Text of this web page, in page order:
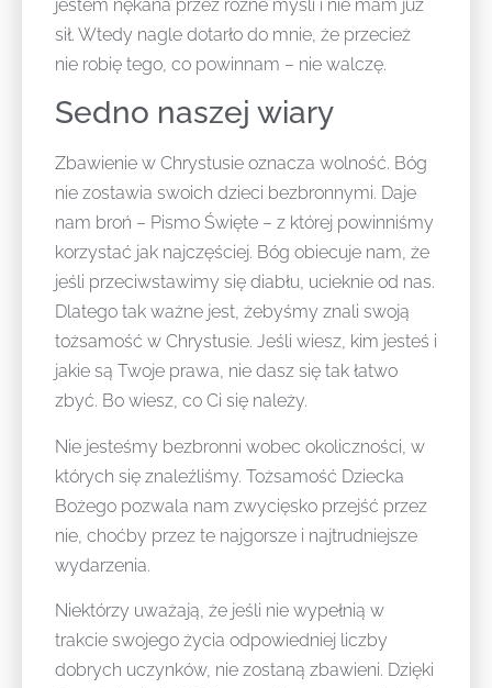
jestem nękana przez różne myśli i nie mam już
sił. Wtedy nagle dotarło do mnie, że przecież
nie robię tego, co powinnam – nie walczę.
Sedno naszej wiary
Zbawienie w Chrystusie oznacza wolność. Bóg
nie zostawia swoich dzieci bezbronnymi. Daje
nam broń – Pismo Święte – z której powinniśmy
korzystać jak najczęściej. Bóg obiecuje nam, że
jeśli przeciwstawimy się diabłu, ucieknie od nas.
Dlatego tak ważne jest, żebyśmy znali swoją
tożsamość w Chrystusie. Jeśli wiesz, kim jesteś i
jakie są Twoje prawa, nie dasz się tak łatwo
zbyć. Bo wiesz, co Ci się należy.
Nie jesteśmy bezbronni wobec okoliczności, w
których się znaleźliśmy. Tożsamość Dziecka
Bożego pozwala nam zwycięsko przejść przez
nie, choćby przez te najgorsze i najtrudniejsze
wydarzenia.
Niektórzy uważają, że jeśli nie wypełnią w
trakcie swojego życia odpowiedniej liczby
dobrych uczynków, nie zostaną zbawieni. Dzięki